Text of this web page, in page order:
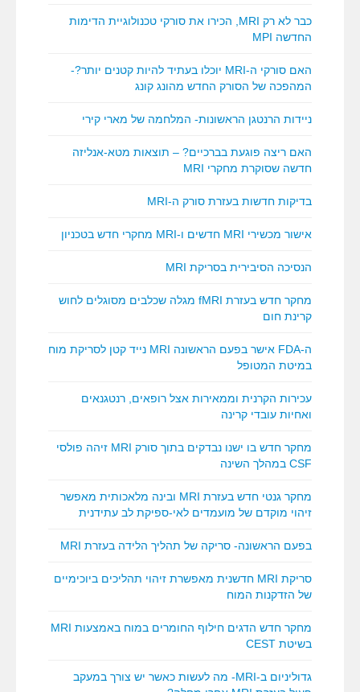
כבר לא רק MRI, הכירו את סורקי טכנולוגיית הדימות
החדשה MPI
האם סורקי ה-MRI יוכלו בעתיד להיות קטנים יותר?-
המהפכה של הסורק החדש מהונג קונג
ניידות הרנטגן הראשונות- המלחמה של מארי קירי
האם ריצה פוגעת בברכיים? – תוצאות מטא-אנליזה
חדשה שסוקרת מחקרי MRI
בדיקות חדשות בעזרת סורק ה-MRI
אישור מכשירי MRI חדשים ו-MRI מחקרי חדש בטכניון
הנסיכה הסיבירית בסריקת MRI
מחקר חדש בעזרת fMRI מגלה שכלבים מסוגלים לחוש
קרינת חום
ה-FDA אישר בפעם הראשונה MRI נייד קטן לסריקת מוח
במיטת המטופל
עכירות הקרנית וממאירות אצל רופאים, רנטגנאים
ואחיות עובדי קרינה
מחקר חדש בו ישנו נבדקים בתוך סורק MRI זיהה פולסי
CSF במהלך השינה
מחקר גנטי חדש בעזרת MRI ובינה מלאכותית מאפשר
זיהוי מוקדם של מועמדים לאי-ספיקת לב עתידנית
בפעם הראשונה- סריקה של תהליך הלידה בעזרת MRI
סריקת MRI חדשנית מאפשרת זיהוי תהליכים ביוכימיים
של הזדקנות המוח
מחקר חדש הדגים חילוף החומרים במוח באמצעות MRI
בשיטת CEST
גדוליניום ב-MRI- מה לעשות כאשר יש צורך במעקב